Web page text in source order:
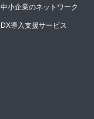
中小企業のネットワーク
DX導入支援サービス